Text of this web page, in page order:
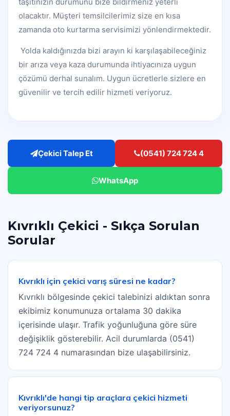
taşıtınızın durumunu bize bildirmeniz yeterli
olacaktır. Müşteri temsilcilerimiz size en kısa
zamanda oto kurtarma servisimizi yönlendirmektedir.
Yolda kaldığınızda bizi arayın ki karşılaşabileceğiniz
bir arıza veya kaza durumunda ihtiyacınıza uygun
çözümü derhal sunalım. Uygun ücretlerle sizlere en
güvenilir ve tercih edilir hizmeti veriyoruz.
Çekici Talep Et (0541) 724 724 4
WhatsApp
Kıvrıklı Çekici - Sıkça Sorulan
Sorular
Kıvrıklı için çekici varış süresi ne kadar?
Kıvrıklı bölgesinde çekici talebinizi aldıktan sonra
ekibimiz konumunuza ortalama 30 dakika
içerisinde ulaşır. Trafik yoğunluğuna göre süre
değişiklik gösterebilir. Acil durumlarda (0541)
724 724 4 numarasından bize ulaşabilirsiniz.
Kıvrıklı'de hangi tip araçlara çekici hizmeti
veriyorsunuz?